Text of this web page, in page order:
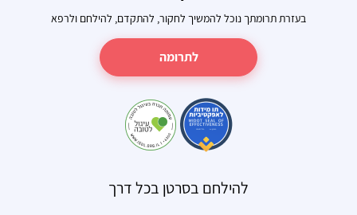
בעזרת תרומתך נוכל להמשיך לחקור, להתקדם, להילחם ולרפא
לתרומה
להילחם בסרטן בכל דרך